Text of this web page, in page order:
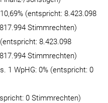
(entspricht: 8.423.098
Stimmrechten)
8.423.098
Stimmrechten)
1 WpHG: 0% (entspricht: 0
0 Stimmrechten)